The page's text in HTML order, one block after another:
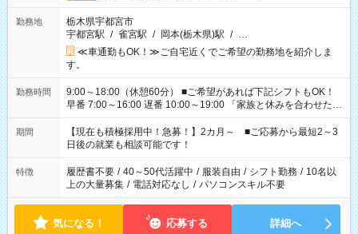
勤務地
栃木県宇都宮市
宇都宮駅 / 雀宮駅 / 岡本(栃木県)駅 / …
≪車通勤もOK！≫ご自宅近くでご希望の勤務地を紹介しま
す。
勤務時間
9:00～18:00（休憩60分） ■ご希望があれば下記シフトもOK！
早番 7:00～16:00 遅番 10:00～19:00 「家族と休みを合わせた
い」 「余裕を持って夕飯の準備がしたい」 「できれば残業はし
たくない」 など、ご希望を教えてくださいね。 ※Wワーク希望
の方へ 今ご覧のお仕事で希望する勤務時間と、もう1つのお仕事
の勤務時間。 合計で週40時間を超える場合は応募できません。
期間
【現在も積極採用中！急募！】2カ月～ ■ご応募から最短2～3
日後の就業も相談可能です！
特徴 履歴書不要 / 40～50代活躍中 / 服装自由 / シフト勤務 / 10名以
上の大量募集 / 電話対応なし / パソコンスキル不要
気になる！ 応募する 詳細へ